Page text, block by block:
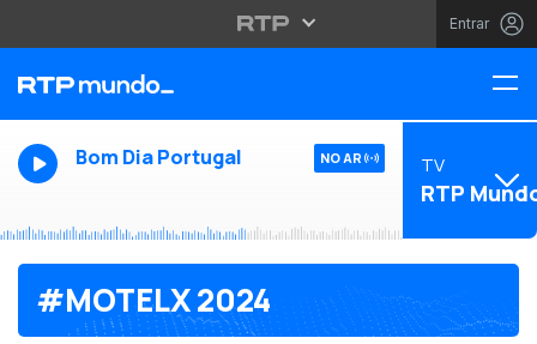
Entrar
Bom Dia Portugal NO AR TV
RTP
#MOTELX 2024